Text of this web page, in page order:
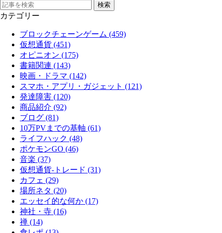
カテゴリー
ブロックチェーンゲーム (459)
仮想通貨 (451)
オピニオン (175)
書籍関連 (143)
映画・ドラマ (142)
スマホ・アプリ・ガジェット (121)
発達障害 (120)
商品紹介 (92)
ブログ (81)
10万PVまでの基軸 (61)
ライフハック (48)
ポケモンGO (46)
音楽 (37)
仮想通貨-トレード (31)
カフェ (29)
場所ネタ (20)
エッセイ的な何か (17)
神社・寺 (16)
禅 (14)